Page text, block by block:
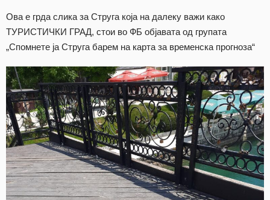
Ова е грда слика за Струга која на далеку важи како
ТУРИСТИЧКИ ГРАД, стои во ФБ објавата од групата
„Спомнете ја Струга барем на карта за временска прогноза“